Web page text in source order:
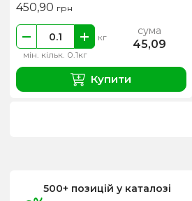
450,90 грн
мін. кільк. 0.1кг
кг сума
45,09
Купити
500+ позицій у каталозі